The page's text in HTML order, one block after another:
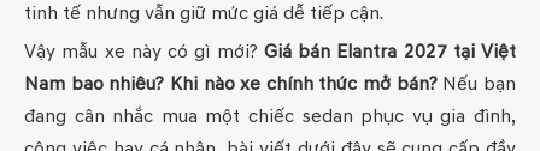
tinh tế nhưng vẫn giữ mức giá dễ tiếp cận.
Vậy mẫu xe này có gì mới? Giá bán Elantra 2027 tại Việt
Nam bao nhiêu? Khi nào xe chính thức mở bán?Nếu bạn
đang cân nhắc mua một chiếc sedan phục vụ gia đình,